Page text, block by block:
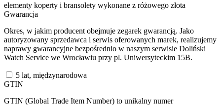
elementy koperty i bransolety wykonane z różowego złota
Gwarancja
Okres, w jakim producent obejmuje zegarek gwarancją. Jako
autoryzowany sprzedawca i serwis oferowanych marek, realizujemy
naprawy gwarancyjne bezpośrednio w naszym serwisie Doliński
Watch Service we Wrocławiu przy pl. Uniwersyteckim 15B.
5 lat, międzynarodowa
GTIN
GTIN (Global Trade Item Number) to unikalny numer